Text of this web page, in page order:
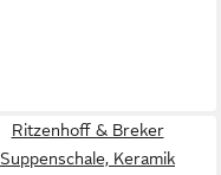
Ritzenhoff & Breker
Suppenschale, Keramik